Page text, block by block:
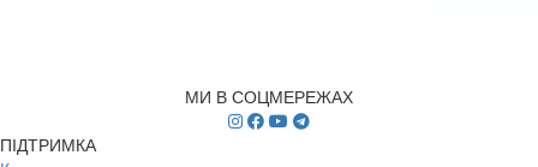
МИ В СОЦМЕРЕЖАХ
ПІДТРИМКА